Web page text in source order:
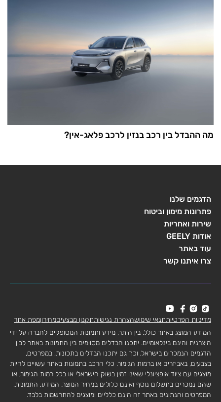
מה ההבדל בין רכב בנזין לרכב פלאג-אין?
הדגמים שלנו
פתרונות מימון וביטוח
שירות ואחריות
אודות GEELY
עוד באתר
צרו איתנו קשר
מדיניות הפרטיותתנאי שימושהצהרת נגישותתקנון מבצעיםמחירוןמפת אתר
המידע המוצג באתר כולל, בין היתר, מידע ותמונות המסופקים לחברה על ידי
היצרנית והינם בינלאומיים. יתכנו הבדלים מסוימים בין התמונות באתר לבין
הדגמים הנמכרים בישראל, וכך גם יתכנו הבדלים בתכונות, במפרטים,
בצבעים, באביזרים או ברמות הגימור. כלי הרכב בתמונות באתר עשויים להיות
מוצגים עם ציוד אופציונלי שאינו זמין בשוק הישראלי או בכל רמות הגימור, או
שהם נמכרים בתשלום נוסף ואינם כלולים במחיר המוצר. המידע, התמונות,
המפרטים והנתונים באתר זה הינם כלליים ומוצגים להתרשמות בלבד.